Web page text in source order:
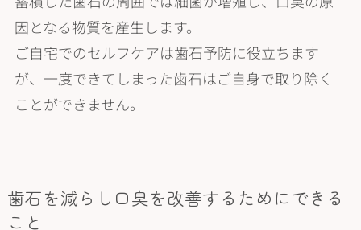
因となる物質を産生します。
ご自宅でのセルフケアは歯石予防に役立ちます
が、一度できてしまった歯石はご自身で取り除く
ことができません。
歯石を減らし口臭を改善するためにできる
こと